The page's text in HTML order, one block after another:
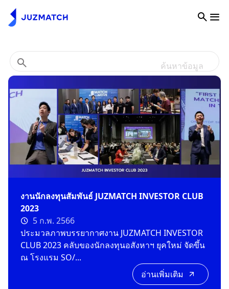
ค้นหาข้อมูล
งานนักลงทุนสัมพันธ์ JUZMATCH INVESTOR CLUB
2023
5 ก.พ. 2566
ประมวลภาพบรรยากาศงาน JUZMATCH INVESTOR
CLUB 2023 คลับของนักลงทุนอสังหาฯ ยุคใหม่ จัดขึ้น
ณ โรงแรม SO/...
อ่านเพิ่มเติม